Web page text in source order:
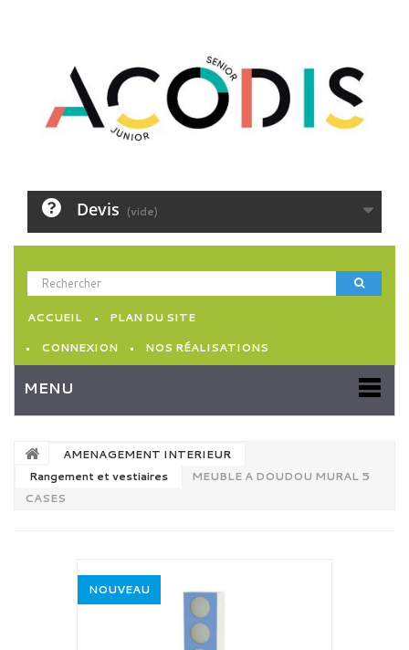
Devis (vide)
ACCUEIL
PLAN DU SITE
CONNEXION
NOS RÉALISATIONS
MENU
AMENAGEMENT INTERIEUR
Rangement et vestiaires
MEUBLE A DOUDOU MURAL 5
CASES
NOUVEAU